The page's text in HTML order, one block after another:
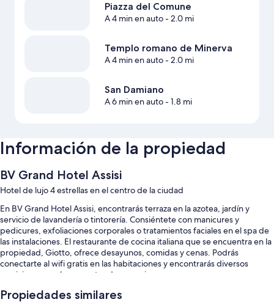
Piazza del Comune
A 4 min en auto- 2.0 mi
Templo romano de Minerva
A 4 min en auto- 2.0 mi
San Damiano
A 6 min en auto- 1.8 mi
Información de la propiedad
BV Grand Hotel Assisi
Hotel de lujo 4 estrellas en el centro de la ciudad
En BV Grand Hotel Assisi, encontrarás terraza en la azotea, jardín y
servicio de lavandería o tintorería. Consiéntete con manicures y
pedicures, exfoliaciones corporales o tratamientos faciales en el spa de
las instalaciones. El restaurante de cocina italiana que se encuentra en la
propiedad, Giotto, ofrece desayunos, comidas y cenas. Podrás
conectarte al wifi gratis en las habitaciones y encontrarás diversos
servicios, como bar y centro de negocios.
También podrás disfrutar de otros servicios, como:
Propiedades similares